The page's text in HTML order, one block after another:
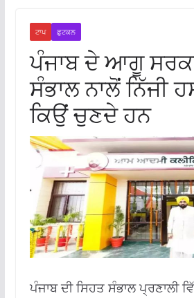
ਟਾਪ ਫ਼ੁਟਕਲ
ਪੰਜਾਬ ਦੇ ਆਗੂ
ਸੰਭਾਲ ਨਾਲੋਂ ਨਿੱਜੀ
ਕਿਉਂ ਚੁਣਦੇ ਹਨ
ਪੰਜਾਬ ਦੀ ਸਿਹਤ ਸੰਭਾਲ ਪ੍ਰਣਾਲੀ